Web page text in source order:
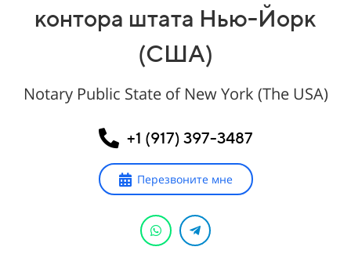
контора штата Нью-Йорк
(США)
Notary Public State of New York (The USA)
+1 (917) 397-3487
Перезвоните мне